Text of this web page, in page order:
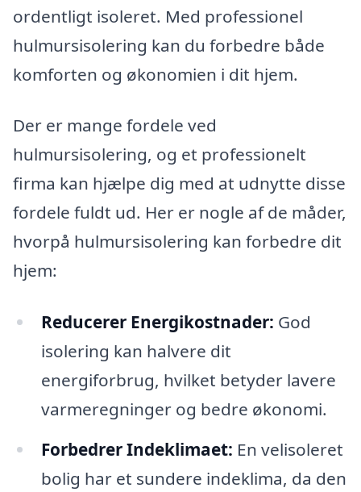
ordentligt isoleret. Med professionel
hulmursisolering kan du forbedre både
komforten og økonomien i dit hjem.
Der er mange fordele ved
hulmursisolering, og et professionelt
firma kan hjælpe dig med at udnytte disse
fordele fuldt ud. Her er nogle af de måder,
hvorpå hulmursisolering kan forbedre dit
hjem:
Reducerer Energikostnader: God
isolering kan halvere dit
energiforbrug, hvilket betyder lavere
varmeregninger og bedre økonomi.
Forbedrer Indeklimaet: En velisoleret
bolig har et sundere indeklima, da den